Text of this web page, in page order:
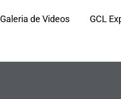
Galeria de Videos GCL